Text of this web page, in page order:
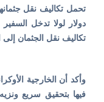
دولار لولا تدخل
تكاليف نقل الجثمان إلى
وأكد أن الخارجية
فيها بتحقيق سريع